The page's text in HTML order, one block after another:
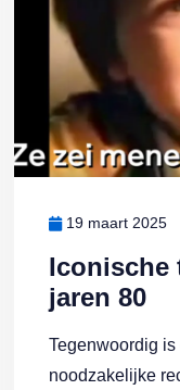
Iconische
jaren 80
19 maart 2025
Tegenwoordig is
noodzakelijke